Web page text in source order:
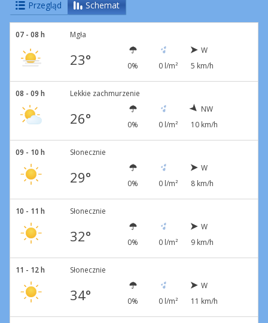
Przegląd Schemat
07 - 08 h Mgła
23° 0% 0 l/m²
W
5 km/h
08 - 09 h Lekkie zachmurzenie
26° 0% 0 l/m²
NW
10 km/h
09 - 10 h Słonecznie
29° 0% 0 l/m²
W
8 km/h
10 - 11 h Słonecznie
32° 0% 0 l/m²
W
9 km/h
11 - 12 h Słonecznie
34° 0% 0 l/m²
W
11 km/h